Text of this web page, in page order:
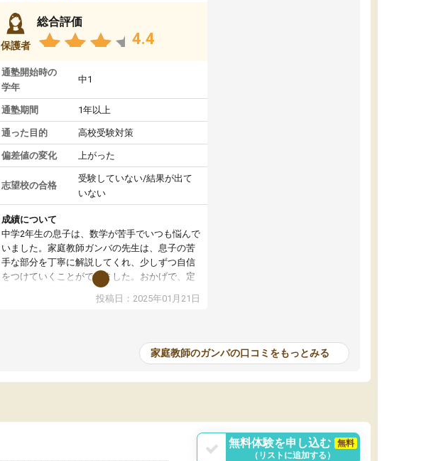
保護者
総合評価
4.4
通塾開始時の
学年
中1
通塾期間 1年以上
通った目的 高校受験対策
偏差値の変化 上がった
志望校の合格
受験していない/結果が出て
いない
成績について
中学2年生の息子は、数学が苦手でいつも悩んで
いました。家庭教師ガンバの先生は、息子の苦
手な部分を丁寧に解説してくれ、少しずつ自信
をつけていくことができました。おかげで、定
期テストの成績が10点以上アップし、本人もと
投稿日：2025年01月21日
家庭教師のガンバの口コミをもっとみる
無料体験を申し込む
無料
（リストに追加する）